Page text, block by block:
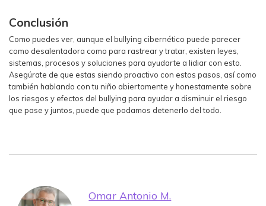
Conclusión
Como puedes ver, aunque el bullying cibernético puede parecer
como desalentadora como para rastrear y tratar, existen leyes,
sistemas, procesos y soluciones para ayudarte a lidiar con esto.
Asegúrate de que estas siendo proactivo con estos pasos, así como
también hablando con tu niño abiertamente y honestamente sobre
los riesgos y efectos del bullying para ayudar a disminuir el riesgo
que pase y juntos, puede que podamos detenerlo del todo.
Omar Antonio M.